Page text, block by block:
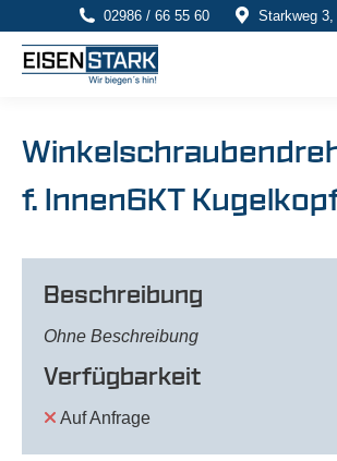
02986 / 66 55 60 Starkweg
f. Innen6KT
Beschreibung
Ohne Beschreibung
Verfügbarkeit
Auf Anfrage